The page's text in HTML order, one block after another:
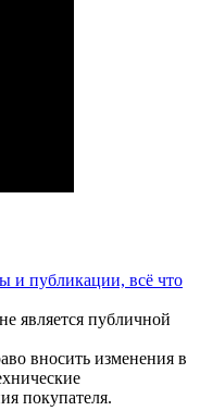
и публикации, всё что
является публичной
вносить изменения в
покупателя.